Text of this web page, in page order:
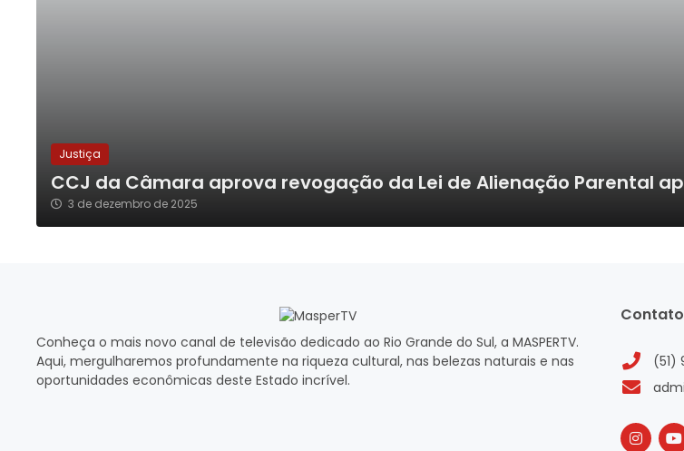
Justiça
CCJ da Câmara aprova revogação da Lei de Alienação Parental
3 de dezembro de 2025
Conheça o mais novo canal de televisão dedicado ao Rio Grande do Sul, a MASPERTV.
Aqui, mergulharemos profundamente na riqueza cultural, nas belezas naturais e nas
oportunidades econômicas deste Estado incrível.
Contato
(51)